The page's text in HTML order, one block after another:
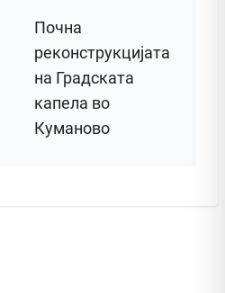
Почна
реконструкцијата
на Градската
капела во
Куманово